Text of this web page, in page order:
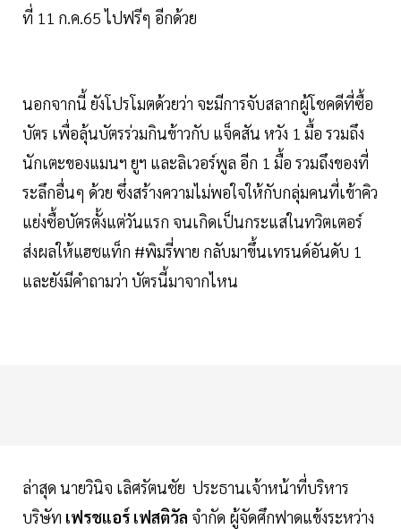
ที่ 11 ก.ค.65 ไปฟรีๆ อีกด้วย
นอกจากนี้ ยังโปรโมตด้วยว่า จะมีการจับสลากผู้โชคดีที่ซื้อ
บัตร เพื่อลุ้นบัตรร่วมกินข้าวกับ แจ็คสัน หวัง 1 มื้อ รวมถึง
นักเตะของแมนฯ ยูฯ และลิเวอร์พูล อีก 1 มื้อ รวมถึงของที่
ระลึกอื่นๆ ด้วย ซึ่งสร้างความไม่พอใจให้กับกลุ่มคนที่เข้าคิว
แย่งซื้อบัตรตั้งแต่วันแรก จนเกิดเป็นกระแสในทวิตเตอร์
ส่งผลให้แฮชแท็ก #พิมรี่พาย กลับมาขึ้นเทรนด์อันดับ 1
และยังมีคำถามว่า บัตรนี้มาจากไหน
ล่าสุด นายวินิจ เลิศรัตนชัย ประธานเจ้าหน้าที่บริหาร
บริษัท เฟรชแอร์ เฟสติวัล จำกัด ผู้จัดศึกฟาดแข้งระหว่าง